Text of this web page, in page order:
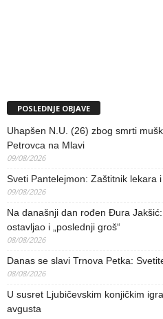
POSLEDNJE OBJAVE
Uhapšen N.U. (26) zbog smrti
Petrovca na Mlavi
09/08/2026
Sveti Pantelejmon: Zaštitnik lekara
09/08/2026
Na današnji dan rođen Đura
ostavljao i „poslednji groš“
08/08/2026
Danas se slavi Trnova Petka:
08/08/2026
U susret Ljubičevskim konjičkim
avgusta